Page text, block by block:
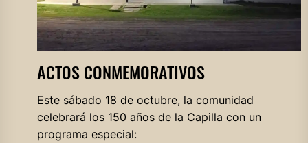
ACTOS CONMEMORATIVOS
Este sábado 18 de octubre, la comunidad
celebrará los 150 años de la Capilla con un
programa especial: